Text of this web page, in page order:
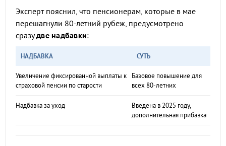
Эксперт пояснил, что пенсионерам, которые в мае
перешагнули 80-летний рубеж, предусмотрено
сразудве надбавки:
НАДБАВКА СУТЬ
Увеличение фиксированной выплаты к
страховой пенсии по старости
Базовое повышение для
всех 80-летних
Надбавка за уход
Введена в 2025 году,
дополнительная прибавка